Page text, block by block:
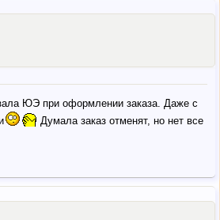
ЮЭ при оформлении заказа. Даже с
Думала заказ отменят, но нет все